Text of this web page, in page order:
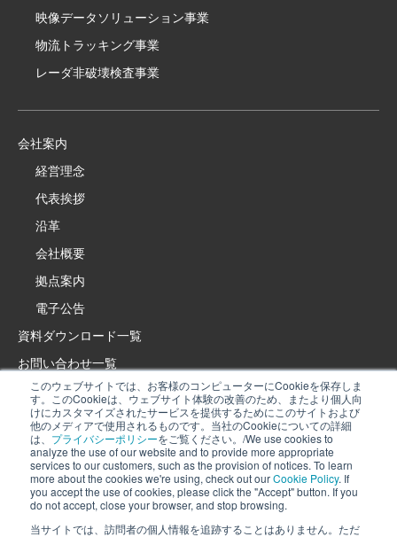
このウェブサイトでは、お客様のコンピューターにCookieを保存しま
す。このCookieは、ウェブサイト体験の改善のため、またより個人向
けにカスタマイズされたサービスを提供するためにこのサイトおよび
他のメディアで使用されるものです。当社のCookieについての詳細
は、 プライバシーポリシーをご覧ください。/We use cookies to
analyze the use of our website and to provide more appropriate
services to our customers, such as the provision of notices. To learn
more about the cookies we're using, check out ourCookie Policy. If
you accept the use of cookies, please click the "Accept" button. If you
do not accept, close your browser, and stop browsing.
当サイトでは、訪問者の個人情報を追跡することはありません。ただ
映像データソリューション事業
物流トラッキング事業
レーダ非破壊検査事業
会社案内
経営理念
代表挨拶
沿革
会社概要
拠点案内
電子公告
資料ダウンロード一覧
お問い合わせ一覧
製品・サービスサイト
イプロス特設サイト
採用情報
プライバシーポリシー
Cookieポリシー
ソーシャルメディアポリシー
当社では、当サイトの利用状況を分析し、お知らせの提供などお客様により
適したサービスを提供するために、Cookieを利用しています。詳細は、
Cookieポリシーを確認してください。Cookieの利用に同意いただける場合